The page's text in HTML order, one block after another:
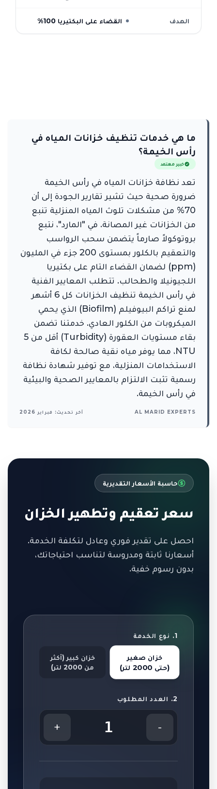
الهدف القضاء على البكتيريا 100%
ما هي خدمات تنظيف خزانات المياه في
رأس الخيمة؟
خبير معتمد
تعد نظافة خزانات المياه في رأس الخيمة
ضرورة صحية حيث تشير تقارير الجودة إلى أن
70% من مشكلات تلوث المياه المنزلية تنبع
من الخزانات غير المصانة. في "المارد"، نتبع
بروتوكولاً صارماً يتضمن سحب الرواسب
والتعقيم بالكلور بمستوى 200 جزء في المليون
(ppm) لضمان القضاء التام على بكتيريا
اللجيونيلا والطحالب. تتطلب المعايير الفنية
في رأس الخيمة تنظيف الخزانات كل 6 أشهر
لمنع تراكم البيوفيلم (Biofilm) الذي يحمي
الميكروبات من الكلور العادي. خدمتنا تضمن
بقاء مستويات العقورة (Turbidity) أقل من 5
NTU، مما يوفر مياه نقية صالحة لكافة
الاستخدامات المنزلية، مع توفير شهادة نظافة
رسمية تثبت الالتزام بالمعايير الصحية والبيئية
في رأس الخيمة.
AL MARID EXPERTS آخر تحديث: فبراير 2026
حاسبة الأسعار التقديرية
سعر تعقيم وتطهير الخزان
احصل على تقدير فوري وعادل لتكلفة الخدمة.
أسعارنا ثابتة ومدروسة لتناسب احتياجاتك،
بدون رسوم خفية.
1. نوع الخدمة
خزان صغير
(حتى 2000 لتر)
خزان كبير (أكثر
من 2000 لتر)
2. العدد المطلوب
-
1
+